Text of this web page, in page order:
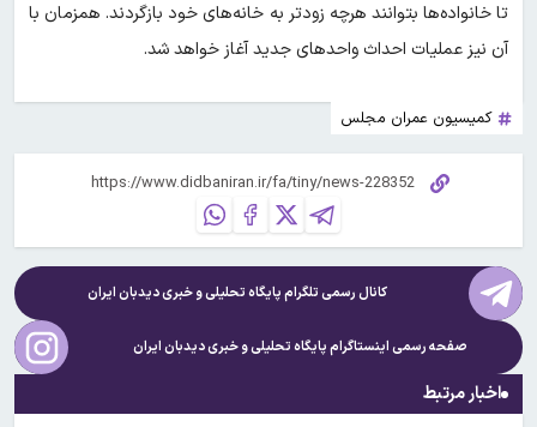
تا خانواده‌ها بتوانند هرچه زودتر به خانه‌های خود بازگردند. همزمان با
آن نیز عملیات احداث واحدهای جدید آغاز خواهد شد.
کمیسیون عمران مجلس
کانال رسمی تلگرام پایگاه تحلیلی و خبریدیدبان ایران
صفحه رسمی اینستاگرام پایگاه تحلیلی و خبریدیدبان ایران
اخبار مرتبط